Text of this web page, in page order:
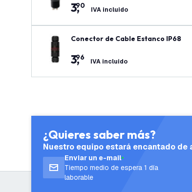
3,
90 IVA incluido
Conector de Cable Estanco IP68
3,
96 IVA incluido
¿Quieres saber más?
Nuestro equipo estará encantado de
Enviar un e-mail
Tiempo medio de espera 1 día
laborable